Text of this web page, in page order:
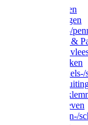
Sleutelringen
Gelaste ringen
Borgveren-/
Musketons &
S-haken &
Karabijnhaken
Harp-/D-
Spanschroeven
Ringmoeren-/